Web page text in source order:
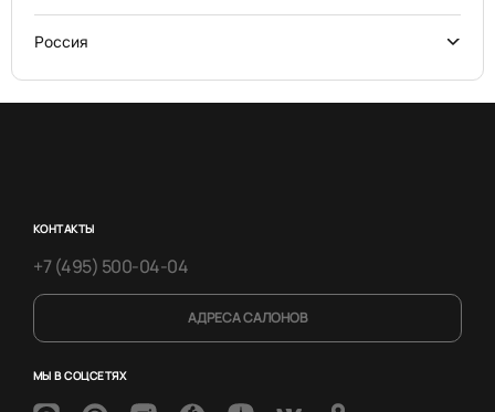
Россия
КОНТАКТЫ
+7 (495) 500-04-04
АДРЕСА САЛОНОВ
МЫ В СОЦСЕТЯХ